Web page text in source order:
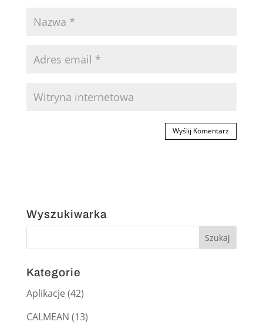
Wyszukiwarka
Kategorie
Aplikacje (42)
CALMEAN (13)